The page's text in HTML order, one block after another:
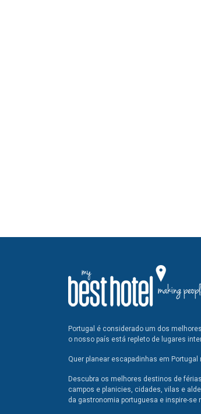
Portugal é considerado um dos
o nosso país está repleto de lugares
Quer planear escapadinhas em
Descubra os melhores destinos de
campos e planicies, cidades, vilas e
da gastronomia portuguesa e inspire-